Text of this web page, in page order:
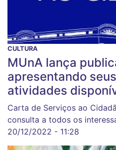
CULTURA
MUnA lança
apresentando
atividades
Carta de Serviços ao
consulta a todos os
20/12/2022 - 11:28